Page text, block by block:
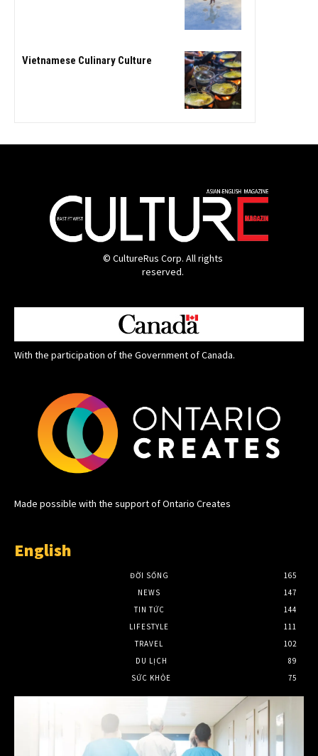
Vietnamese Culinary Culture
© CultureRus Corp. All rights
reserved.
With the participation of the Government of Canada.
Made possible with the support of Ontario Creates
English
ĐỜI SỐNG
165
NEWS
147
TIN TỨC
144
LIFESTYLE
111
TRAVEL
102
DU LỊCH
89
SỨC KHỎE
75